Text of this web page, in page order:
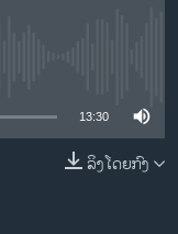
13:30
ລິງໂດຍກົງ